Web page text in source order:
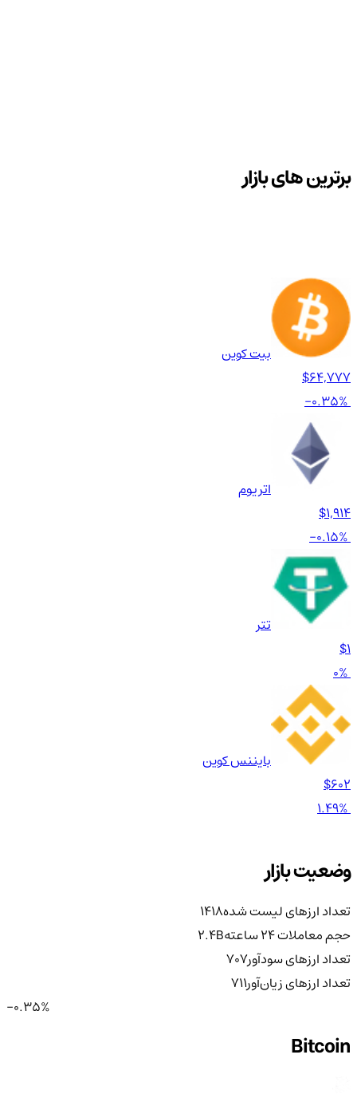
برترین های بازار
بیت کوین
$64,777
-0.35%
اتریوم
$1,914
-0.15%
تتر
$1
0%
بایننس کوین
$602
1.49%
وضعیت بازار
تعداد ارزهای لیست شده1418
حجم معاملات ۲۴ ساعته
2.4B
تعداد ارزهای سودآور707
تعداد ارزهای زیان‌آور711
-0.35%
Bitcoin